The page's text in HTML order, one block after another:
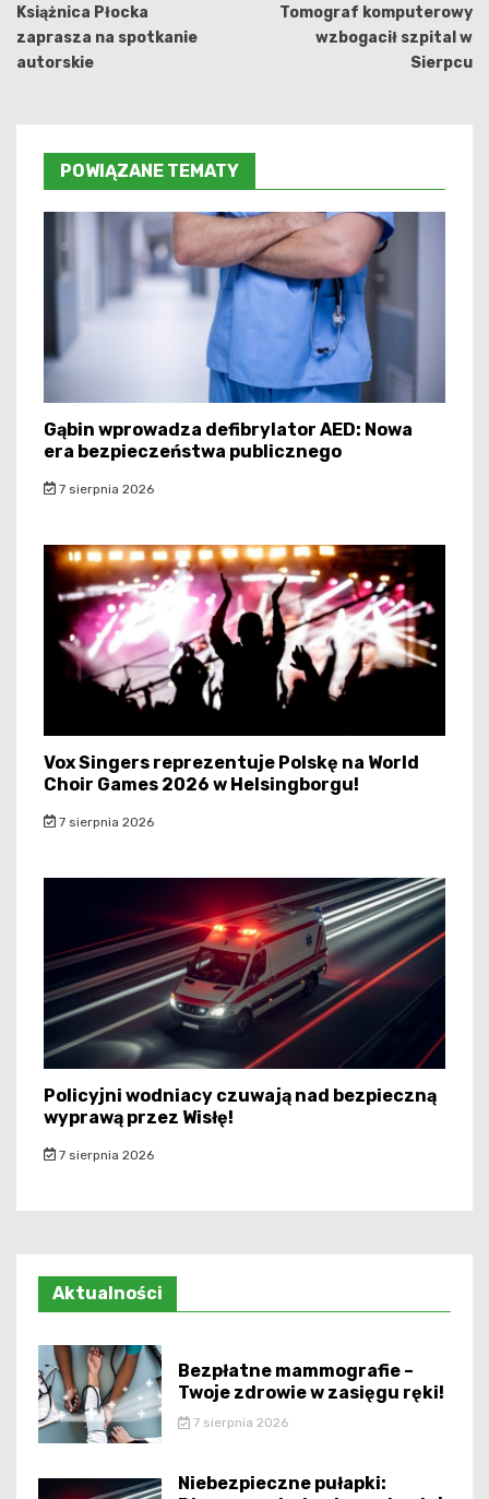
wpisu
Książnica Płocka
zaprasza na spotkanie
autorskie
Tomograf komputerowy
wzbogacił szpital w
Sierpcu
POWIĄZANE TEMATY
Gąbin wprowadza defibrylator AED: Nowa
era bezpieczeństwa publicznego
7 sierpnia 2026
Vox Singers reprezentuje Polskę na World
Choir Games 2026 w Helsingborgu!
7 sierpnia 2026
Policyjni wodniacy czuwają nad bezpieczną
wyprawą przez Wisłę!
7 sierpnia 2026
Aktualności
Bezpłatne mammografie –
Twoje zdrowie w zasięgu ręki!
7 sierpnia 2026
Niebezpieczne pułapki: